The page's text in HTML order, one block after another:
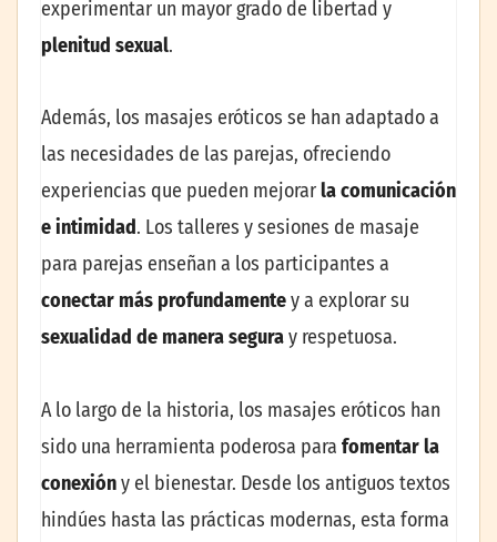
experimentar un mayor grado de libertad y
plenitud sexual.
Además, los masajes eróticos se han adaptado a
las necesidades de las parejas, ofreciendo
experiencias que pueden mejorarla comunicación
e intimidad. Los talleres y sesiones de masaje
para parejas enseñan a los participantes a
conectar más profundamentey a explorar su
sexualidad de manera seguray respetuosa.
A lo largo de la historia, los masajes eróticos han
sido una herramienta poderosa para fomentar la
conexióny el bienestar. Desde los antiguos textos
hindúes hasta las prácticas modernas, esta forma